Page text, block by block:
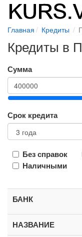
Главная Кредиты
Кредиты в
Сумма
Срок кредита
Без справок
Наличными